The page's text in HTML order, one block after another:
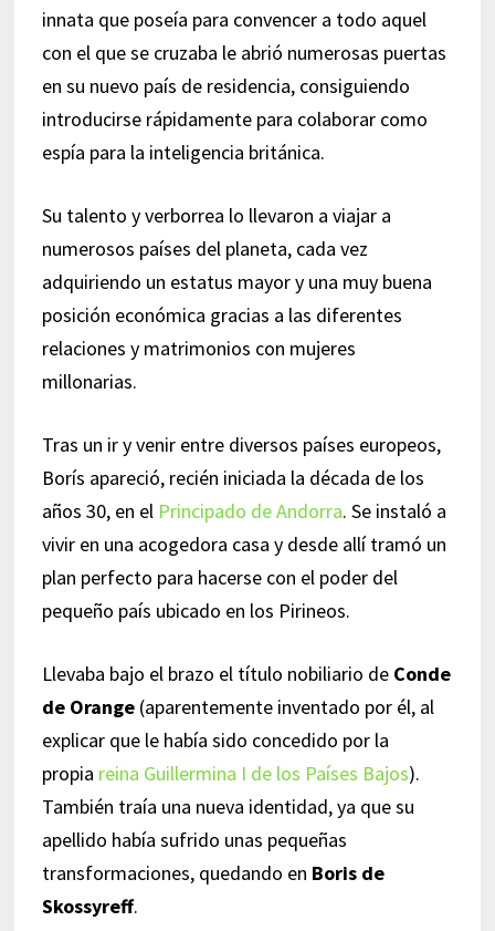
innata que poseía para convencer a todo aquel
con el que se cruzaba le abrió numerosas puertas
en su nuevo país de residencia, consiguiendo
introducirse rápidamente para colaborar como
espía para la inteligencia británica.
Su talento y verborrea lo llevaron a viajar a
numerosos países del planeta, cada vez
adquiriendo un estatus mayor y una muy buena
posición económica gracias a las diferentes
relaciones y matrimonios con mujeres
millonarias.
Tras un ir y venir entre diversos países europeos,
Borís apareció, recién iniciada la década de los
años 30, en el Principado de Andorra. Se instaló a
vivir en una acogedora casa y desde allí tramó un
plan perfecto para hacerse con el poder del
pequeño país ubicado en los Pirineos.
Llevaba bajo el brazo el título nobiliario de Conde
de Orange(aparentemente inventado por él, al
explicar que le había sido concedido por la
propia reina Guillermina I de los Países Bajos).
También traía una nueva identidad, ya que su
apellido había sufrido unas pequeñas
transformaciones, quedando en Boris de
Skossyreff.